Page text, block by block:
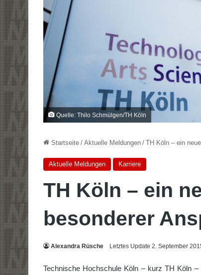
Quelle: Thilo Schmülgen/TH Köln
Startseite / Aktuelle Meldungen / TH Köln – ein
Aktuelle Meldungen Karriere
TH Köln – ein
besonderer
Alexandra Rüsche Letztes Update 2. September
Technische Hochschule Köln – kurz TH Köln